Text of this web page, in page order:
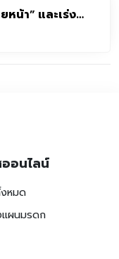
น้า” และเร่ง
ปาแขม” กรณี
งเงินให้กับบริษัท
อนไลน์
หมด
แผนมรดก